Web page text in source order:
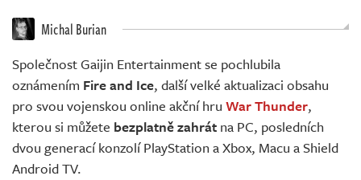
Michal Burian
Společnost Gaijin Entertainment se pochlubila
oznámením Fire and Ice, další velké aktualizaci obsahu
pro svou vojenskou online akční hru War Thunder,
kterou si můžete bezplatně zahrát na PC, posledních
dvou generací konzolí PlayStation a Xbox, Macu a Shield
Android TV.